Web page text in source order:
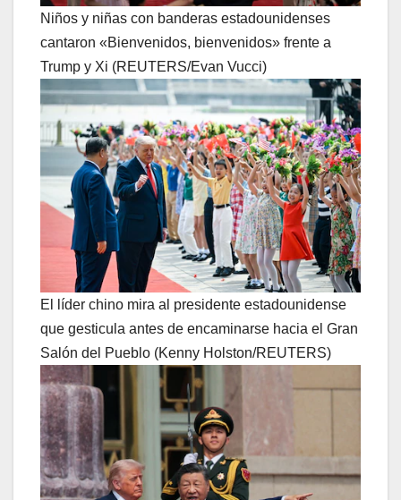
Niños y niñas con banderas estadounidenses
cantaron «Bienvenidos, bienvenidos» frente a
Trump y Xi (REUTERS/Evan Vucci)
El líder chino mira al presidente estadounidense
que gesticula antes de encaminarse hacia el Gran
Salón del Pueblo (Kenny Holston/REUTERS)